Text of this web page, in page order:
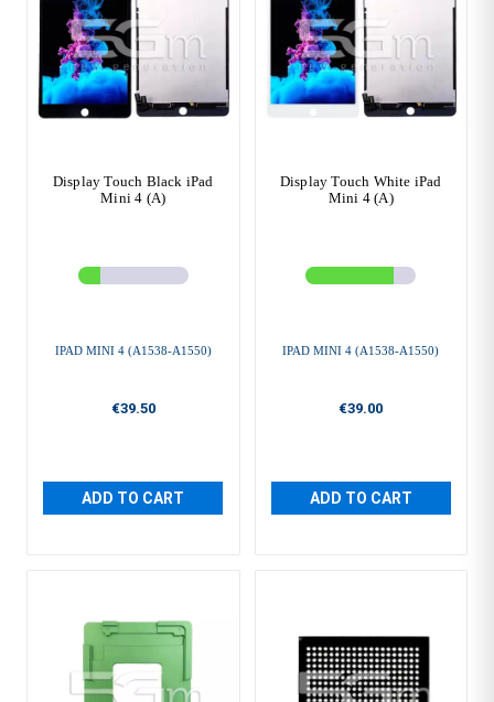
Display Touch Black iPad
Mini 4 (A)
IPAD MINI 4 (A1538-A1550)
€39.50
ADD TO CART
Display Touch White iPad
Mini 4 (A)
IPAD MINI 4 (A1538-A1550)
€39.00
ADD TO CART